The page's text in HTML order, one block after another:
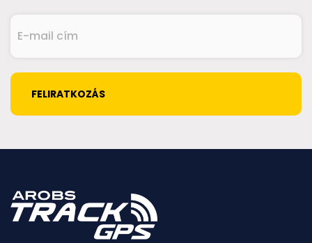
mail
CAPTCHA